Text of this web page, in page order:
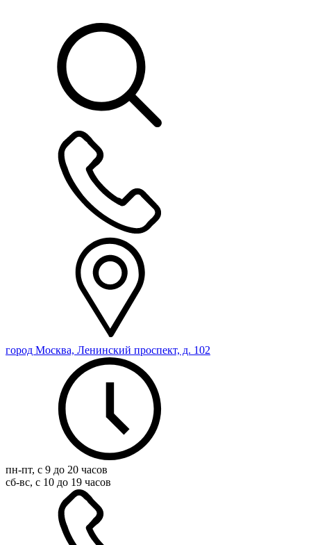
город Москва, Ленинский проспект, д. 102
пн-пт, с 9 до 20 часов
сб-вс, с 10 до 19 часов